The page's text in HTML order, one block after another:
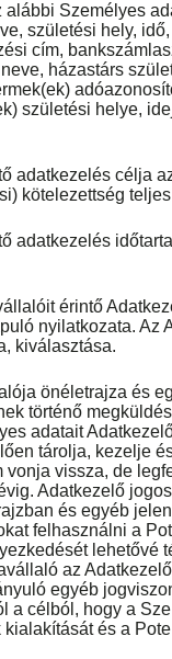
Személyes
születési hely,
cím,
házastárs
születési helye,
adatkezelés célja
kötelezettség
adatkezelés
érintő
nyilatkozata. Az
kiválasztása.
önéletrajza és
történő
adatait
tárolja, kezelje
vissza, de
Adatkezelő
és egyéb
felhasználni a
lehetővé
az
egyéb
a célból, hogy a
és a